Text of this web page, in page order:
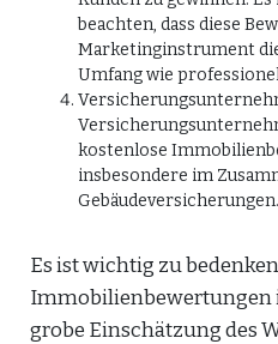
beachten, dass diese
Marketinginstrument
Umfang wie
kostenlose
insbesondere im
Gebäudeversicherungen.
Es ist wichtig zu
Immobilienbewertungen
grobe Einschätzung des